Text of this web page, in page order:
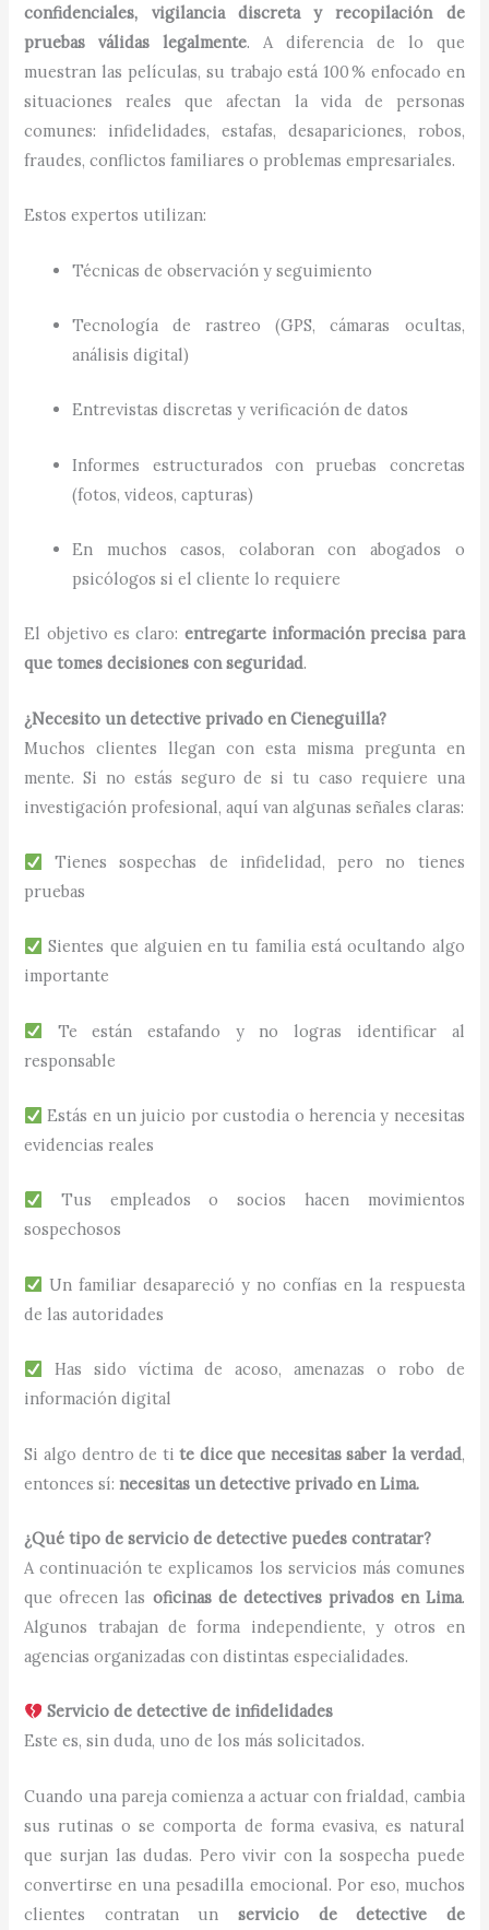
confidenciales, vigilancia discreta y recopilación de
pruebas válidas legalmente. A diferencia de lo que
muestran las películas, su trabajo está 100 % enfocado en
situaciones reales que afectan la vida de personas
comunes: infidelidades, estafas, desapariciones, robos,
fraudes, conflictos familiares o problemas empresariales.
Estos expertos utilizan:
Técnicas de observación y seguimiento
Tecnología de rastreo (GPS, cámaras ocultas,
análisis digital)
Entrevistas discretas y verificación de datos
Informes estructurados con pruebas concretas
(fotos, videos, capturas)
En muchos casos, colaboran con abogados o
psicólogos si el cliente lo requiere
El objetivo es claro: entregarte información precisa para
que tomes decisiones con seguridad.
¿Necesito un detective privado en Cieneguilla?
Muchos clientes llegan con esta misma pregunta en
mente. Si no estás seguro de si tu caso requiere una
investigación profesional, aquí van algunas señales claras:
Tienes sospechas de infidelidad, pero no tienes
pruebas
Sientes que alguien en tu familia está ocultando algo
importante
Te están estafando y no logras identificar al
responsable
Estás en un juicio por custodia o herencia y necesitas
evidencias reales
Tus empleados o socios hacen movimientos
sospechosos
Un familiar desapareció y no confías en la respuesta
de las autoridades
Has sido víctima de acoso, amenazas o robo de
información digital
Si algo dentro de tite dice que necesitas saber la verdad,
entonces sí: necesitas un detective privado en Lima.
¿Qué tipo de servicio de detective puedes contratar?
A continuación te explicamos los servicios más comunes
que ofrecen las oficinas de detectives privados en Lima.
Algunos trabajan de forma independiente, y otros en
agencias organizadas con distintas especialidades.
Servicio de detective de infidelidades
Este es, sin duda, uno de los más solicitados.
Cuando una pareja comienza a actuar con frialdad, cambia
sus rutinas o se comporta de forma evasiva, es natural
que surjan las dudas. Pero vivir con la sospecha puede
convertirse en una pesadilla emocional. Por eso, muchos
clientes contratan un servicio de detective de